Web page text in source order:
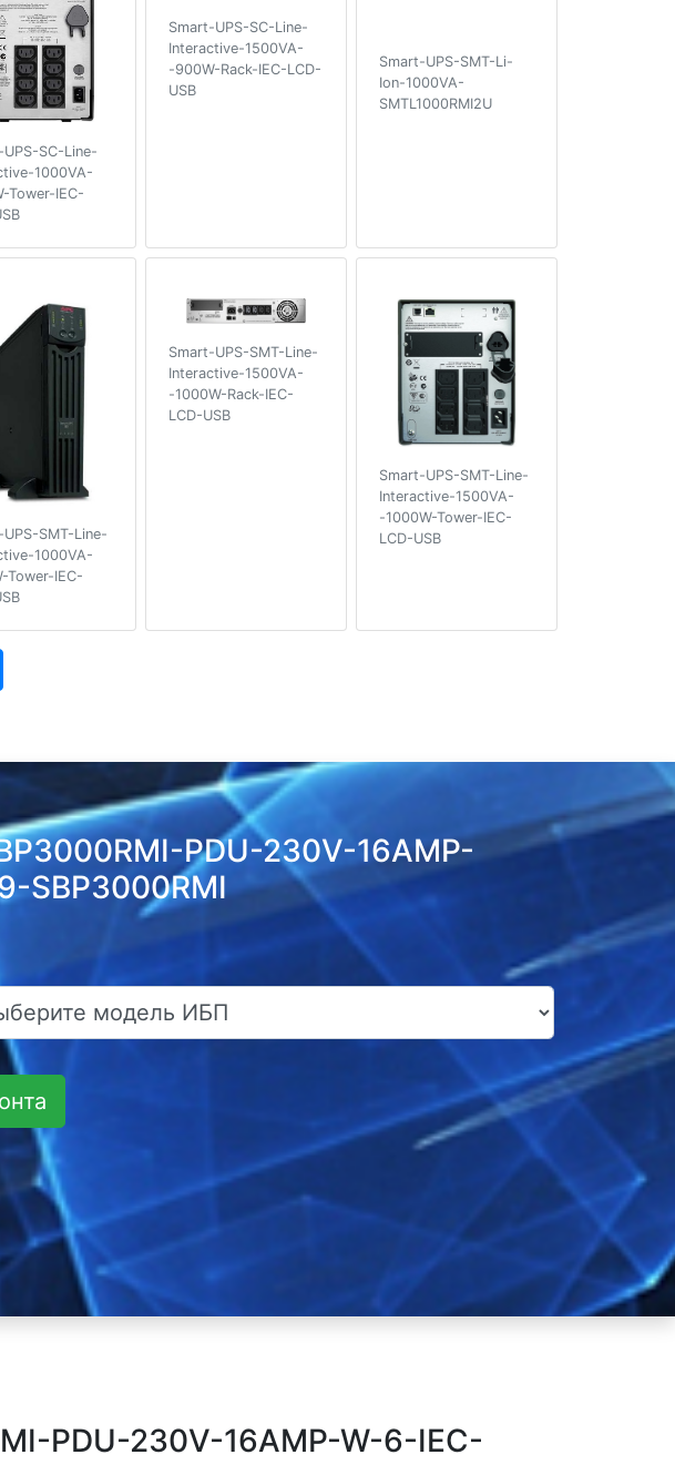
SC-Line-
1000VA-
Tower-IEC-
Smart-UPS-SC-Line-
Interactive-1500VA-
-900W-Rack-IEC-LCD-
USB
Smart-UPS-SMT-Li-
Ion-1000VA-
SMTL1000RMI2U
SMT-Line-
1000VA-
Tower-IEC-
Smart-UPS-SMT-Line-
Interactive-1500VA-
-1000W-Rack-IEC-
LCD-USB
Smart-UPS-SMT-Line-
Interactive-1500VA-
-1000W-Tower-IEC-
LCD-USB
PDU-230V-16AMP-
SBP3000RMI
PDU-230V-16AMP-W-6-IEC-